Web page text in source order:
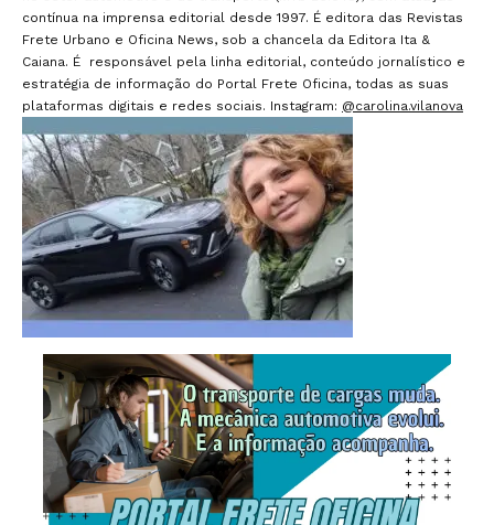
contínua na imprensa editorial desde 1997. É editora das Revistas
Frete Urbano e Oficina News, sob a chancela da Editora Ita &
Caiana. É responsável pela linha editorial, conteúdo jornalístico e
estratégia de informação do Portal Frete Oficina, todas as suas
plataformas digitais e redes sociais. Instagram: @carolina.vilanova